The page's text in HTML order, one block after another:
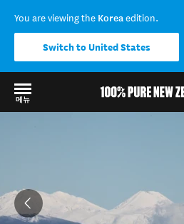
You are viewing the Koreaedition.
Switch to United States
메뉴